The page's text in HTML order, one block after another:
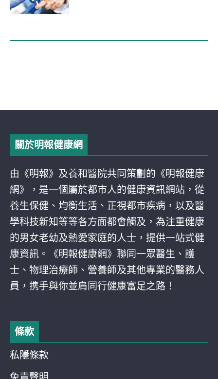
關於明報健康網
由《明報》及養和醫院共同策劃的《明報健康
網》，是一個屬於都巿人的健康資訊網站，從
養生保健、均衡生活、正視都巿疾病，以及醫
學科技新知等等各方面都會觸及，為注重健康
的男女老幼及熱愛家庭的人士，提供一站式健
康資訊。《明報健康網》聯同一眾醫生、護
士、物理治療師、營養師及其他專業的醫務人
員，携手與你並肩同行健康富足之路！
條款
私隱條款